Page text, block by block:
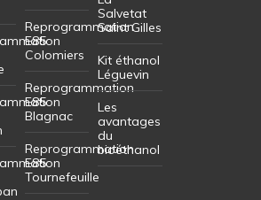
Reprogrammation
E85
Colomiers
Reprogrammation
E85
Blagnac
Reprogrammation
E85
Tournefeuille
Salvetat
Saint Gilles
Kit éthanol
Léguevin
Les
avantages
du
bioéthanol